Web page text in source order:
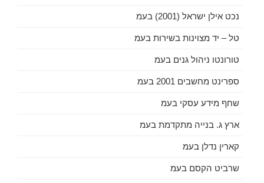
נכט אילן ישראל (2001) בעמ
טל – יד מצוינות בשירות בעמ
טורונטו ניהול גנים בעמ
ספרינט מחשבים 2001 בעמ
שחף מידע עסקי בעמ
ארץ ג. בנייה מתקדמת בעמ
קארין נדלן בעמ
שרביט הקסם בעמ